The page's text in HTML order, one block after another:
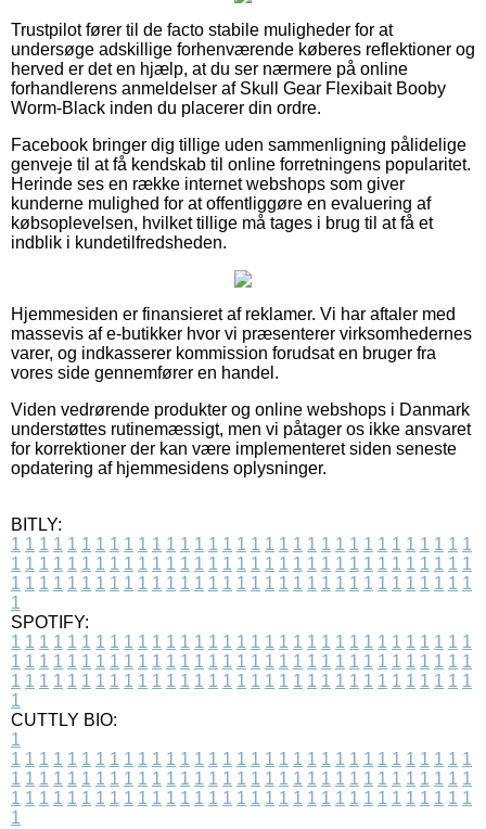
Trustpilot fører til de facto stabile muligheder for at
undersøge adskillige forhenværende køberes reflektioner og
herved er det en hjælp, at du ser nærmere på online
forhandlerens anmeldelser af Skull Gear Flexibait Booby
Worm-Black inden du placerer din ordre.
Facebook bringer dig tillige uden sammenligning pålidelige
genveje til at få kendskab til online forretningens popularitet.
Herinde ses en række internet webshops som giver
kunderne mulighed for at offentliggøre en evaluering af
købsoplevelsen, hvilket tillige må tages i brug til at få et
indblik i kundetilfredsheden.
Hjemmesiden er finansieret af reklamer. Vi har aftaler med
massevis af e-butikker hvor vi præsenterer virksomhedernes
varer, og indkasserer kommission forudsat en bruger fra
vores side gennemfører en handel.
Viden vedrørende produkter og online webshops i Danmark
understøttes rutinemæssigt, men vi påtager os ikke ansvaret
for korrektioner der kan være implementeret siden seneste
opdatering af hjemmesidens oplysninger.
BITLY:
1 1 1 1 1 1 1 1 1 1 1 1 1 1 1 1 1 1 1 1 1 1 1 1 1 1 1 1 1 1 1 1 1
1 1 1 1 1 1 1 1 1 1 1 1 1 1 1 1 1 1 1 1 1 1 1 1 1 1 1 1 1 1 1 1 1
1 1 1 1 1 1 1 1 1 1 1 1 1 1 1 1 1 1 1 1 1 1 1 1 1 1 1 1 1 1 1 1 1
1
SPOTIFY:
1 1 1 1 1 1 1 1 1 1 1 1 1 1 1 1 1 1 1 1 1 1 1 1 1 1 1 1 1 1 1 1 1
1 1 1 1 1 1 1 1 1 1 1 1 1 1 1 1 1 1 1 1 1 1 1 1 1 1 1 1 1 1 1 1 1
1 1 1 1 1 1 1 1 1 1 1 1 1 1 1 1 1 1 1 1 1 1 1 1 1 1 1 1 1 1 1 1 1
1
CUTTLY BIO:
1
1 1 1 1 1 1 1 1 1 1 1 1 1 1 1 1 1 1 1 1 1 1 1 1 1 1 1 1 1 1 1 1 1
1 1 1 1 1 1 1 1 1 1 1 1 1 1 1 1 1 1 1 1 1 1 1 1 1 1 1 1 1 1 1 1 1
1 1 1 1 1 1 1 1 1 1 1 1 1 1 1 1 1 1 1 1 1 1 1 1 1 1 1 1 1 1 1 1 1
1